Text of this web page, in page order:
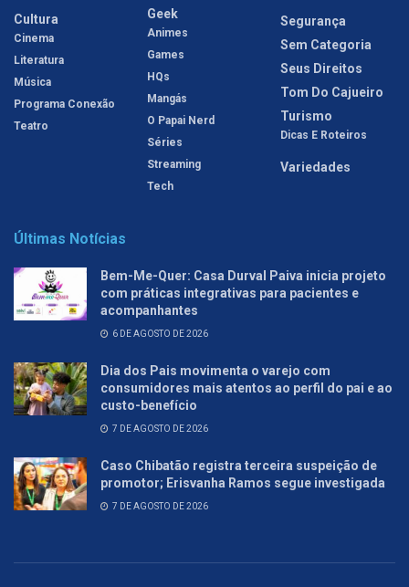
Cultura
Cinema
Literatura
Música
Programa Conexão
Teatro
Geek
Animes
Games
HQs
Mangás
O Papai Nerd
Séries
Streaming
Tech
Segurança
Sem Categoria
Seus Direitos
Tom Do Cajueiro
Turismo
Dicas E Roteiros
Variedades
Últimas Notícias
Bem-Me-Quer: Casa Durval Paiva inicia projeto
com práticas integrativas para pacientes e
acompanhantes
6 DE AGOSTO DE 2026
Dia dos Pais movimenta o varejo com
consumidores mais atentos ao perfil do pai e ao
custo-benefício
7 DE AGOSTO DE 2026
Caso Chibatão registra terceira suspeição de
promotor; Erisvanha Ramos segue investigada
7 DE AGOSTO DE 2026